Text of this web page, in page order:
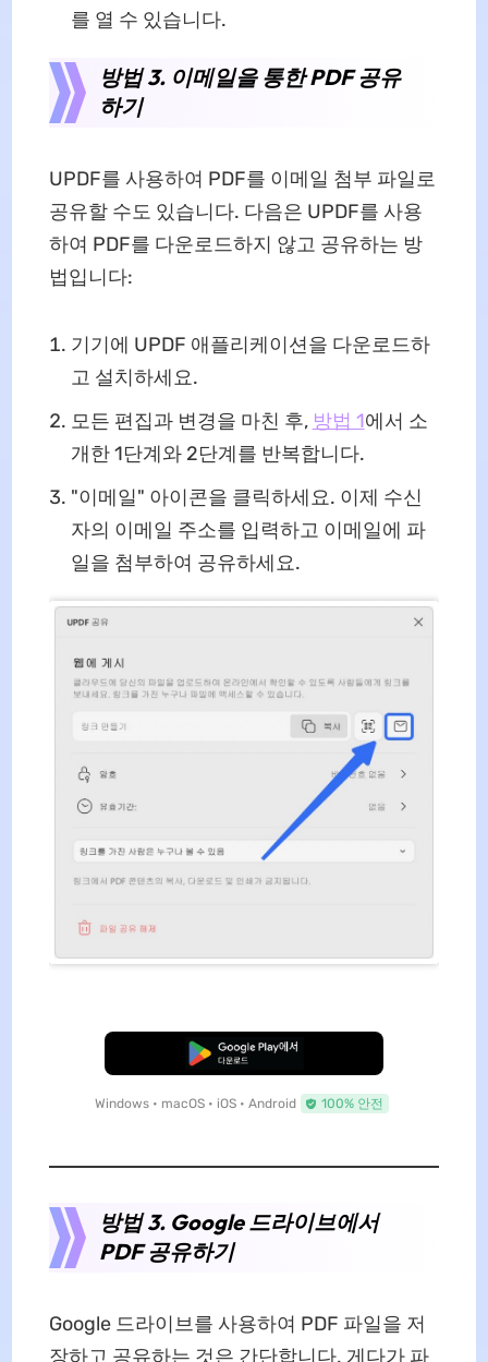
를 열 수 있습니다.
방법 3. 이메일을 통한 PDF 공유
하기
UPDF를 사용하여 PDF를 이메일 첨부 파일로
공유할 수도 있습니다. 다음은 UPDF를 사용
하여 PDF를 다운로드하지 않고 공유하는 방
법입니다:
기기에 UPDF 애플리케이션을 다운로드하
고 설치하세요.
모든 편집과 변경을 마친 후, 방법 1에서 소
개한 1단계와 2단계를 반복합니다.
"이메일" 아이콘을 클릭하세요. 이제 수신
자의 이메일 주소를 입력하고 이메일에 파
일을 첨부하여 공유하세요.
무료로 다운로드
Windows • macOS • iOS • Android 100% 안전
방법 3. Google 드라이브에서
PDF 공유하기
Google 드라이브를 사용하여 PDF 파일을 저
장하고 공유하는 것은 간단합니다. 게다가 파